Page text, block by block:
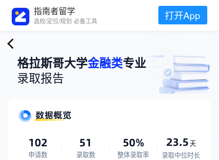
指南者留学
选校/定位/规划 必备工具 打开App
格拉斯哥大学金融类专业
录取报告
102
申请数
51
录取数
50%
整体录取率
23.5 天
录取中位时长